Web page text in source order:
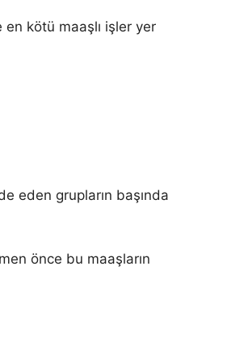
en kötü maaşlı işler yer
eden grupların başında
önce bu maaşların